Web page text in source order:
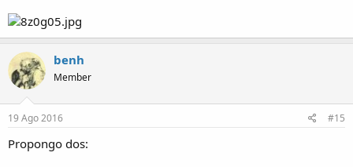
benh
Member
19 Ago 2016 #15
Propongo dos: